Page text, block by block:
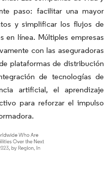
paso: facilitar una mayor
y simplificar los flujos de
en línea. Múltiples empresas
con las aseguradoras
plataformas de distribución
de tecnologías de
artificial, el aprendizaje
para reforzar el impulso